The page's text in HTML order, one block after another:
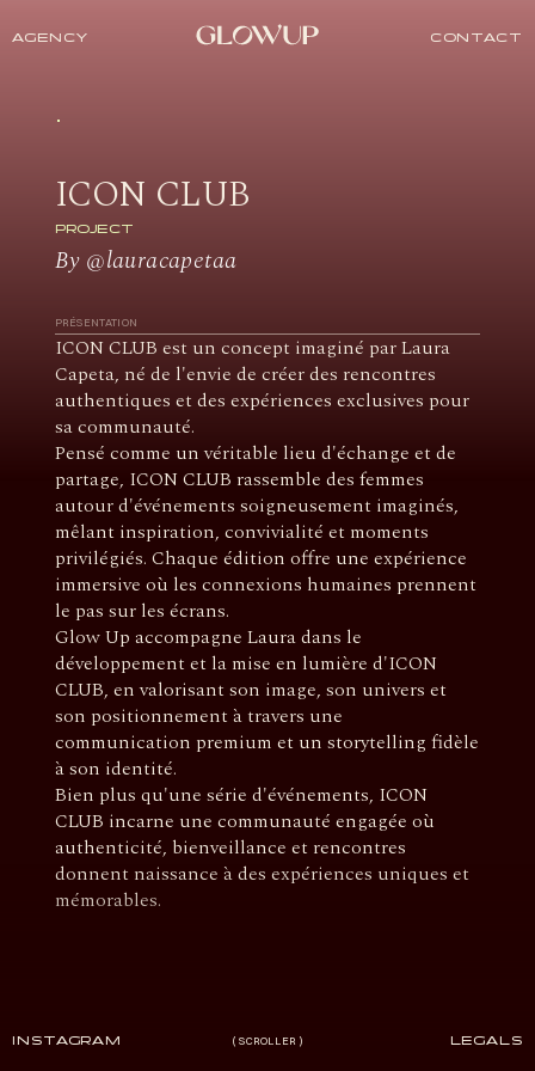
AGENCY CONTACT
ICON CLUB
PROJECT
By @lauracapetaa
PRÉSENTATION
ICON CLUB est un concept imaginé par Laura
Capeta, né de l'envie de créer des rencontres
authentiques et des expériences exclusives pour
sa communauté.
Pensé comme un véritable lieu d'échange et de
partage, ICON CLUB rassemble des femmes
autour d'événements soigneusement imaginés,
mêlant inspiration, convivialité et moments
privilégiés. Chaque édition offre une expérience
immersive où les connexions humaines prennent
le pas sur les écrans.
Glow Up accompagne Laura dans le
développement et la mise en lumière d'ICON
CLUB, en valorisant son image, son univers et
son positionnement à travers une
communication premium et un storytelling fidèle
à son identité.
Bien plus qu'une série d'événements, ICON
CLUB incarne une communauté engagée où
authenticité, bienveillance et rencontres
donnent naissance à des expériences uniques et
mémorables.
SCROLLER
INSTAGRAM LEGALS